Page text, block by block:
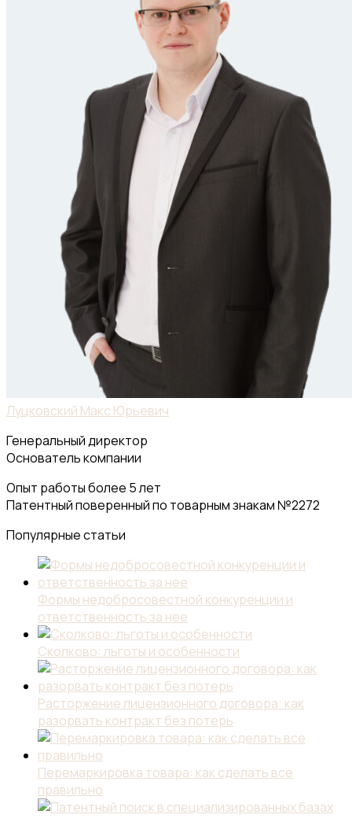
Луцковский Макс Юрьевич
Генеральный директор
Основатель компании
Опыт работы более 5 лет
Патентный поверенный по товарным знакам №2272
Популярные статьи
Формы недобросовестной конкуренции и
ответственность за нее
Сколково: льготы и особенности
Расторжение лицензионного договора: как
разорвать контракт без потерь
Перемаркировка товара: как сделать все
правильно